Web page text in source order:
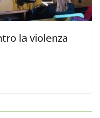
la violenza